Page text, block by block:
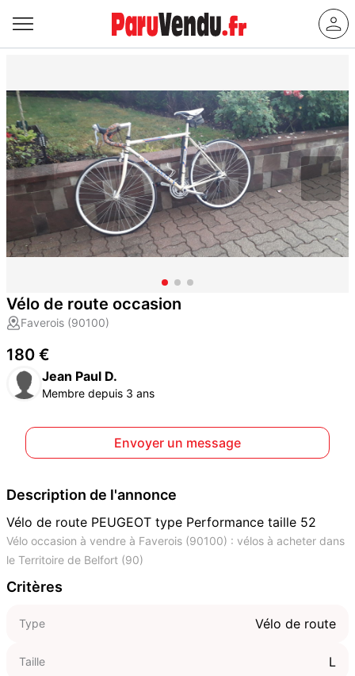
Vélo de route occasion
Faverois (90100)
180 €
Jean Paul D.
Membre depuis 3 ans
Envoyer un message
Description de l'annonce
Vélo de route PEUGEOT type Performance taille 52
Vélo occasion à vendre à Faverois (90100) : vélos à acheter dans
le Territoire de Belfort (90)
Critères
Type Vélo de route
Taille L